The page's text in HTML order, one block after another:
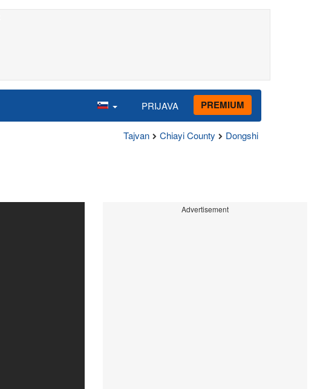
PRIJAVA PREMIUM
Tajvan Chiayi County Dongshi
Advertisement